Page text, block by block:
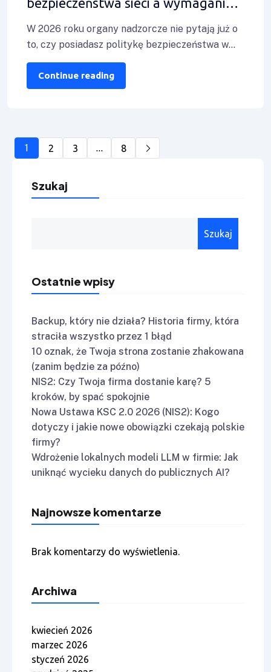
bezpieczeństwa sieci a wymagania
W 2026 roku organy nadzorcze nie pytają już o
to, czy posiadasz politykę bezpieczeństwa w
firmowym segregatorze. Pytają o logi
Continue reading
1 2 3 … 8
Szukaj
Szukaj
Ostatnie wpisy
Backup, który nie działa? Historia firmy, która
straciła wszystko przez 1 błąd
10 oznak, że Twoja strona zostanie zhakowana
(zanim będzie za późno)
NIS2: Czy Twoja firma dostanie karę? 5
kroków, by spać spokojnie
Nowa Ustawa KSC 2.0 2026 (NIS2): Kogo
dotyczy i jakie nowe obowiązki czekają polskie
firmy?
Wdrożenie lokalnych modeli LLM w firmie: Jak
uniknąć wycieku danych do publicznych AI?
Najnowsze komentarze
Brak komentarzy do wyświetlenia.
Archiwa
kwiecień 2026
marzec 2026
styczeń 2026